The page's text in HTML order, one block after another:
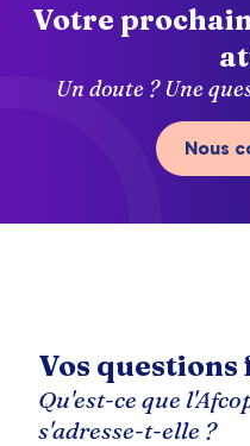
Votre
Un doute ? Une
Nous
Vos
Qu'est-ce que
s'adresse-t-elle ?